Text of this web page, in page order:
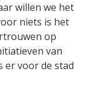
willen we het
niets is het
op
van
er voor de stad